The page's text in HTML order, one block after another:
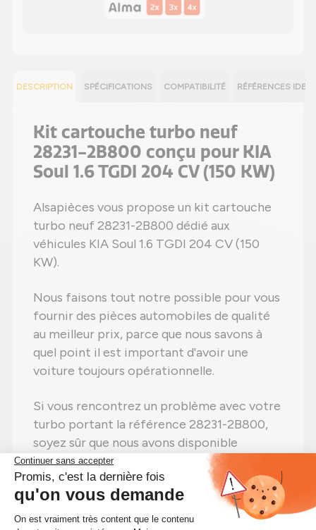
DESCRIPTION SPÉCIFICATIONS COMPATIBILITÉ RÉFÉRENCES
Kit cartouche turbo neuf
28231-2B800 conçu pour KIA
Soul 1.6 TGDI 204 CV (150 KW)
Alsapièces vous propose un kit cartouche
turbo neuf 28231-2B800 dédié aux
véhicules KIA Soul 1.6 TGDI 204 CV (150
KW).
Nous faisons tout notre possible pour vous
fournir des pièces automobiles de qualité
au meilleur prix, parce que nous savons à
quel point il est important d'avoir une
voiture toujours opérationnelle.
Si vous rencontrez un problème avec votre
turbo portant la référence 28231-2B800,
soyez sûr que nous avons disponible
immédiatement le kit turbo pour KIA Soul
1.6 TGDI 204 CV (150 KW) adapté à votre
véhicule.